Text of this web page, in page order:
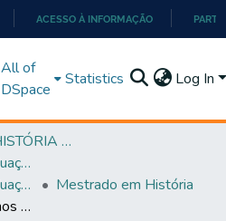
PARA
O
ACESSO À INFORMAÇÃO
All of
DSpace
Statistics Log In
INSTITUTO DE HISTÓRIA E CIÊNCIAS SOCIAIS
Programa de Pós-Graduação em História, Cultura e Formação de Professores (PPGH-MP)
Programa de Pós-Graduação em História, Cultura e Formação de Professores - PPGH-MP
Mestrado em História
Sonhos alheios: contornos e limites da (re)organização do sistema escolar brasileiro, Catalão (GO) 1990-2015